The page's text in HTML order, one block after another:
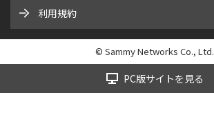
利用規約
© Sammy Networks Co., Ltd.
PC版サイトを見る